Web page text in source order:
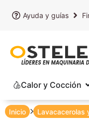
Ayuda y guías
Calor y Cocción
Inicio Lavacacerolas